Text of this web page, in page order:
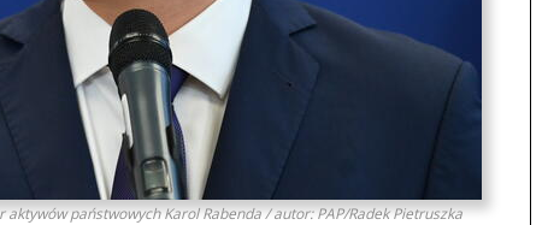
państwowych Karol Rabenda / autor: PAP/Radek Pietruszka